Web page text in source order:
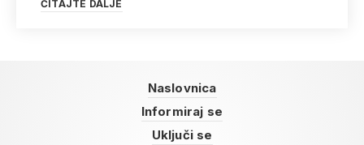
ČITAJTE DALJE
Naslovnica
Informiraj se
Uključi se